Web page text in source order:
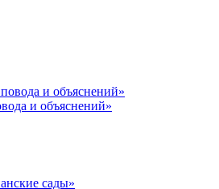
и объяснений»